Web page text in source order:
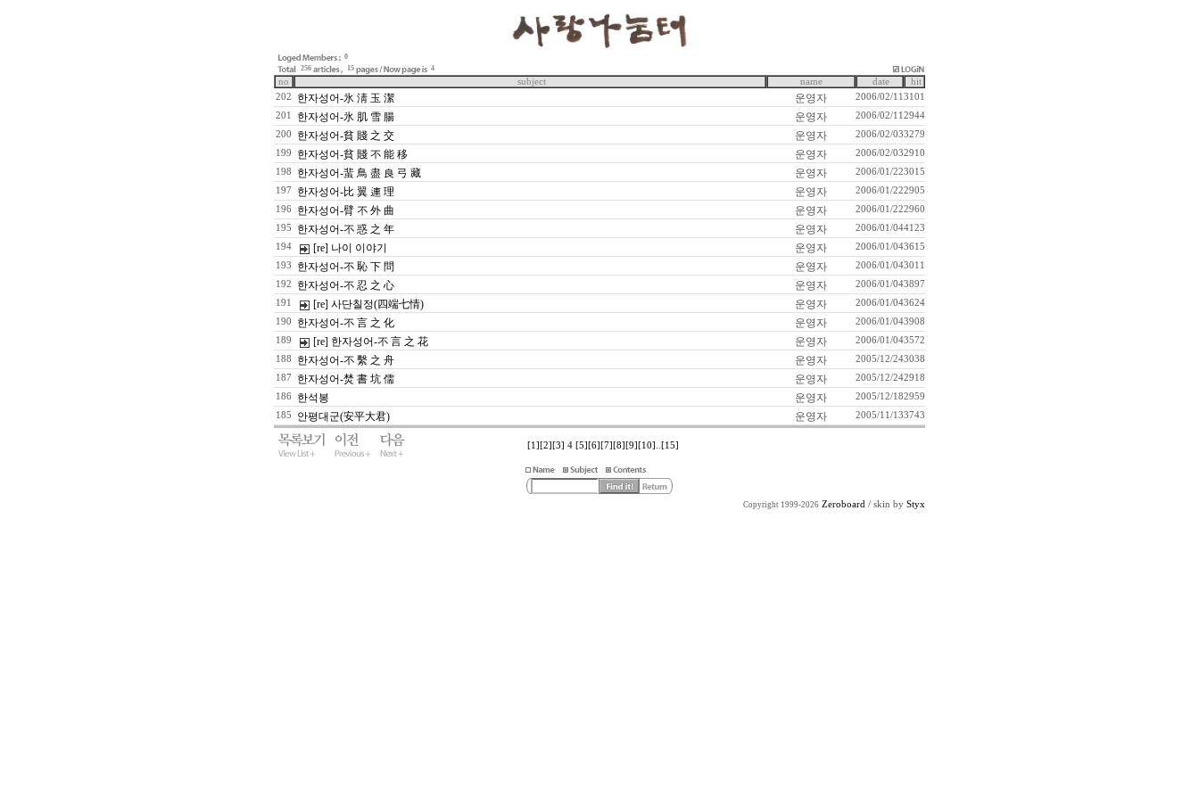
0
256
15 4
no subject name date
hit
202
한자성어-氷 淸 玉 潔 운영자 2006/02/11 3101
201
한자성어-氷 肌 雪 腸 운영자 2006/02/11 2944
200
한자성어-貧 賤 之 交 운영자 2006/02/033279
199
한자성어-貧 賤 不 能 移 운영자 2006/02/032910
198
한자성어-蜚 鳥 盡 良 弓 藏 운영자 2006/01/223015
197
한자성어-比 翼 連 理 운영자 2006/01/222905
196
한자성어-臂 不 外 曲 운영자 2006/01/222960
195
한자성어-不 惑 之 年 운영자 2006/01/044123
194
[re] 나이 이야기 운영자 2006/01/043615
193
한자성어-不 恥 下 問 운영자 2006/01/043011
192
한자성어-不 忍 之 心 운영자 2006/01/043897
191
[re] 사단칠정(四端七情) 운영자 2006/01/043624
190
한자성어-不 言 之 化 운영자 2006/01/043908
189
[re] 한자성어-不 言 之 花 운영자 2006/01/043572
188
한자성어-不 繫 之 舟 운영자 2005/12/243038
187
한자성어-焚 書 坑 儒 운영자 2005/12/242918
186
한석봉 운영자 2005/12/182959
185
안평대군(安平大君) 운영자 2005/11/133743
[1] [2] [3] 4 [5] [6] [7] [8] [9] [10] [15]
Copyright 1999-2026 Zeroboard / skin by Styx